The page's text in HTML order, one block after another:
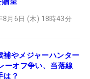
8月6日 (木) 18時43分
補やメジャーハンター
オフ争い、当落線
は？